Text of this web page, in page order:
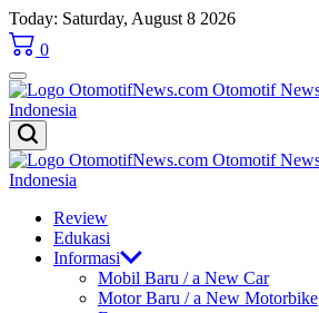
Skip
to
content
Today: Saturday, August 8 2026
0
OtomotifNews.com
OtomotifNews.com
Review
Edukasi
Informasi
Mobil Baru / a New Car
Motor Baru / a New Motorbike